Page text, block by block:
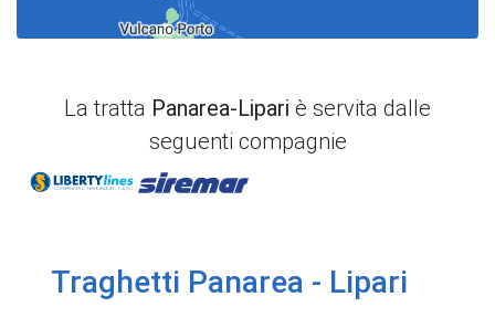
La tratta Panarea-Lipari è servita dalle
seguenti compagnie
Liberty Lines
Traghetti Panarea - Lipari